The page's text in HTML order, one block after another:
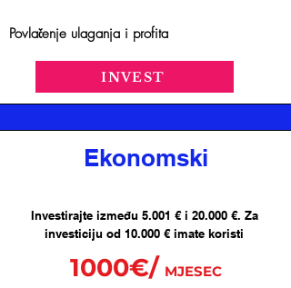
Povlačenje ulaganja i profita
INVEST
Ekonomski
Investirajte između 5.001 € i 20.000 €. Za
investiciju od 10.000 € imate koristi
1000€/ MJESEC